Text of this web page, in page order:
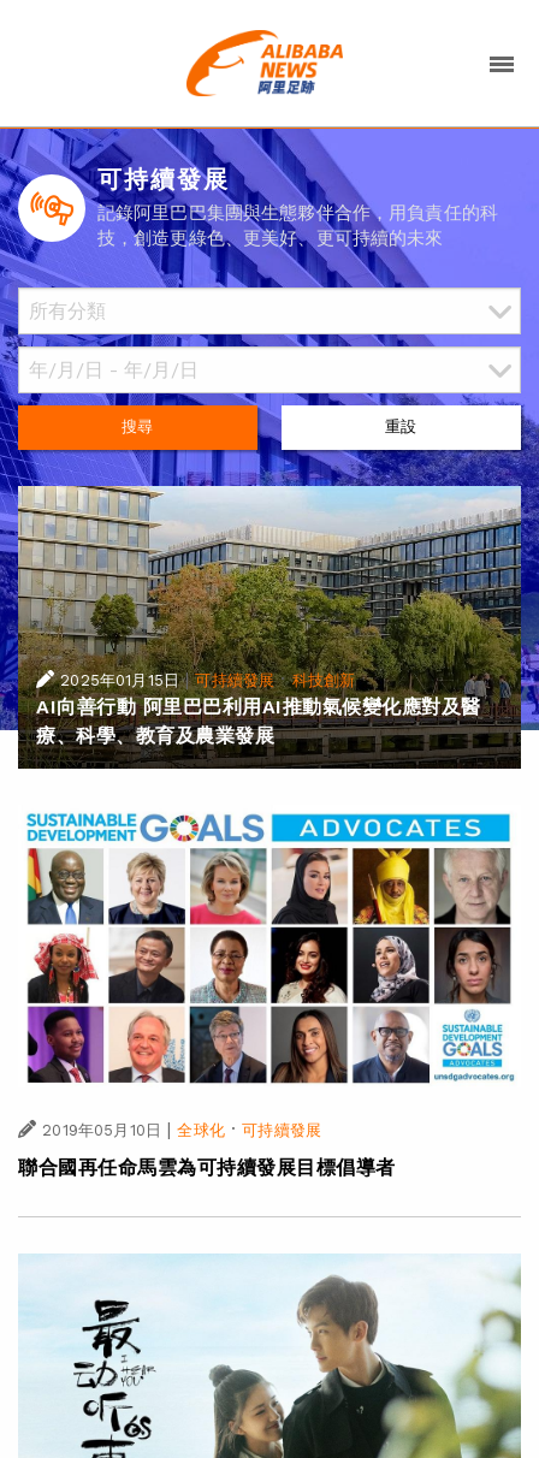
可持續發展
記錄阿里巴巴集團與生態夥伴合作，用負責任的科
技，創造更綠色、更美好、更可持續的未來
搜尋 重設
2025年01月15日 |可持續發展·科技創新
AI向善行動 阿里巴巴利用AI推動氣候變化應對及醫
療、科學、教育及農業發展
2019年05月10日 | 全球化·可持續發展
聯合國再任命馬雲為可持續發展目標倡導者